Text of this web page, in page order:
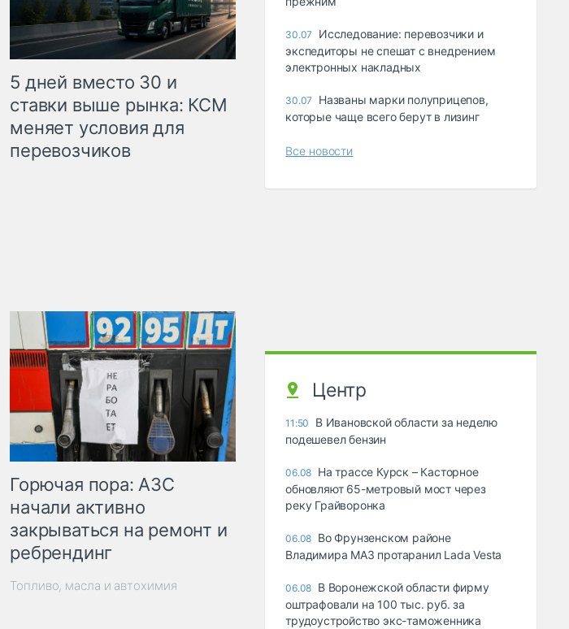
5 дней вместо 30 и
ставки выше рынка: КСМ
меняет условия для
перевозчиков
Горючая пора: АЗС
начали активно
закрываться на ремонт и
ребрендинг
Топливо, масла и автохимия
30.07
Исследование: перевозчики и
экспедиторы не спешат с внедрением
электронных накладных
30.07
Названы марки полуприцепов,
которые чаще всего берут в лизинг
Все новости
Центр
11:50
В Ивановской области за неделю
подешевел бензин
06.08 На трассе Курск – Касторное
обновляют 65-метровый мост через
реку Грайворонка
06.08 Во Фрунзенском районе
Владимира МАЗ протаранил Lada Vesta
06.08 В Воронежской области фирму
оштрафовали на 100 тыс. руб. за
трудоустройство экс-таможенника